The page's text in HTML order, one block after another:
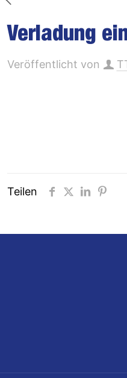
Verladung
Veröffentlicht von
Teilen